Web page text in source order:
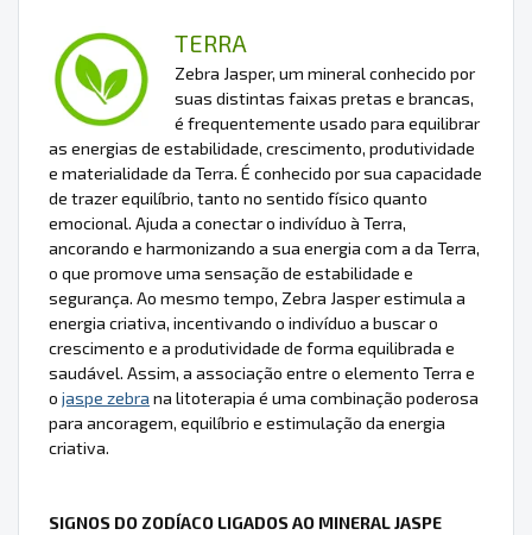
TERRA
Zebra Jasper, um mineral conhecido por
suas distintas faixas pretas e brancas,
é frequentemente usado para equilibrar
as energias de estabilidade, crescimento, produtividade
e materialidade da Terra. É conhecido por sua capacidade
de trazer equilíbrio, tanto no sentido físico quanto
emocional. Ajuda a conectar o indivíduo à Terra,
ancorando e harmonizando a sua energia com a da Terra,
o que promove uma sensação de estabilidade e
segurança. Ao mesmo tempo, Zebra Jasper estimula a
energia criativa, incentivando o indivíduo a buscar o
crescimento e a produtividade de forma equilibrada e
saudável. Assim, a associação entre o elemento Terra e
o jaspe zebra na litoterapia é uma combinação poderosa
para ancoragem, equilíbrio e estimulação da energia
criativa.
SIGNOS DO ZODÍACO LIGADOS AO MINERAL JASPE